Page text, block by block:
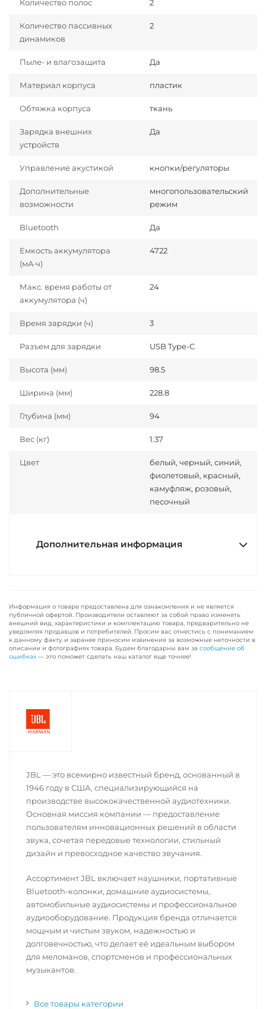
Количество полос 2
Количество пассивных
динамиков
2
Пыле- и влагозащита Да
Материал корпуса пластик
Обтяжка корпуса ткань
Зарядка внешних
устройств
Да
Управление акустикой кнопки/регуляторы
Дополнительные
возможности
многопользовательский
режим
Bluetooth Да
Емкость аккумулятора
(мА·ч)
4722
Макс. время работы от
аккумулятора (ч)
24
Время зарядки (ч) 3
Разъем для зарядки USB Type-C
Высота (мм) 98.5
Ширина (мм) 228.8
Глубина (мм) 94
Вес (кг) 1.37
Цвет
белый, черный, синий,
фиолетовый, красный,
камуфляж, розовый,
песочный
Дополнительная информация
Информация о товаре предоставлена для ознакомления и не является
публичной офертой. Производители оставляют за собой право изменять
внешний вид, характеристики и комплектацию товара, предварительно не
уведомляя продавцов и потребителей. Просим вас отнестись с пониманием
к данному факту и заранее приносим извинения за возможные неточности в
описании и фотографиях товара. Будем благодарны вам за сообщение об
ошибках — это поможет сделать наш каталог еще точнее!
JBL — это всемирно известный бренд, основанный в
1946 году в США, специализирующийся на
производстве высококачественной аудиотехники.
Основная миссия компании — предоставление
пользователям инновационных решений в области
звука, сочетая передовые технологии, стильный
дизайн и превосходное качество звучания.
Ассортимент JBL включает наушники, портативные
Bluetooth-колонки, домашние аудиосистемы,
автомобильные аудиосистемы и профессиональное
аудиооборудование. Продукция бренда отличается
мощным и чистым звуком, надежностью и
долговечностью, что делает её идеальным выбором
для меломанов, спортсменов и профессиональных
музыкантов.
Все товары категории